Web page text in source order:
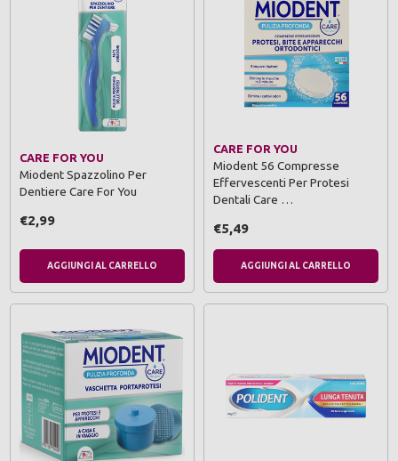
CARE FOR YOU
Miodent Spazzolino Per
Dentiere Care For You
€2,99
AGGIUNGI AL CARRELLO
CARE FOR YOU
Miodent 56 Compresse
Effervescenti Per Protesi
Dentali Care …
€5,49
AGGIUNGI AL CARRELLO